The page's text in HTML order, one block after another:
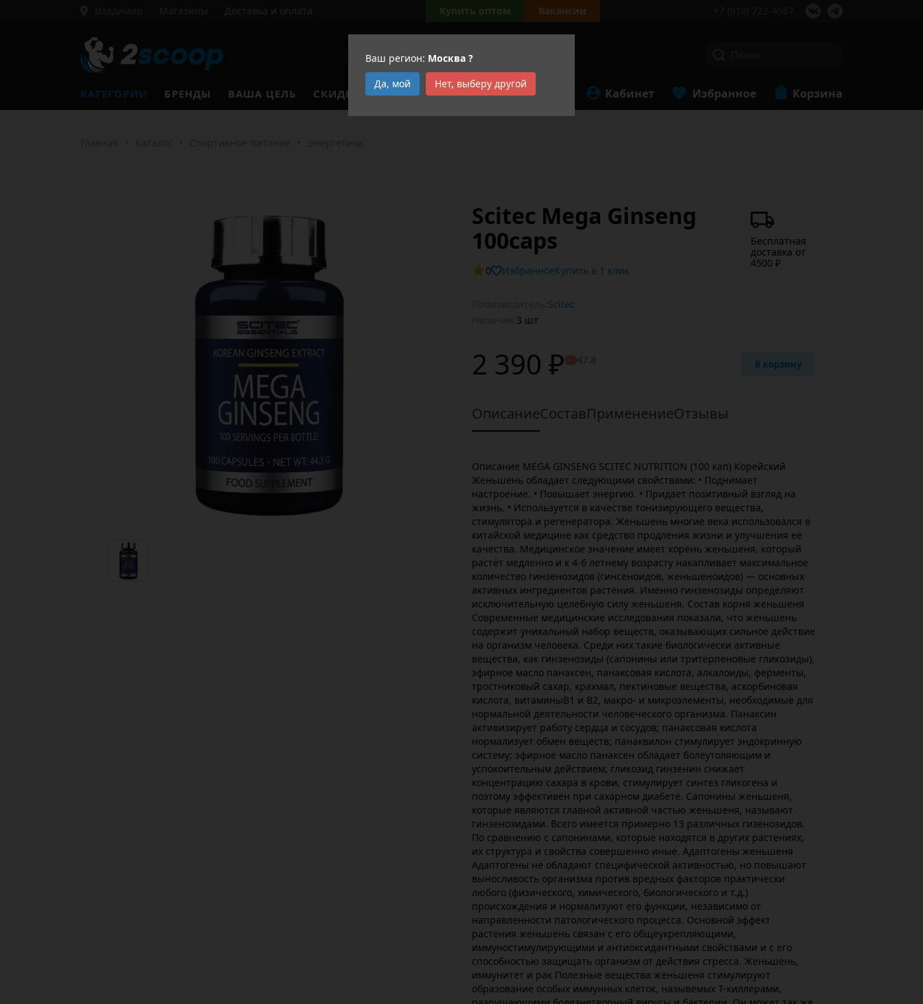
Ваш регион: Москва ?
Да, мой
Нет, выберу другой
Магазины Доставка и оплата Купить оптом Вакансии
КАТЕГОРИИ БРЕНДЫ ВАША ЦЕЛЬ СКИДКИ АКЦИИ Кабинет Избранное Корзина
Scitec Mega Ginseng
100caps
0 Избранное Купить в 1 клик
Бесплатная
доставка от
4500 ₽
Scitec
3 шт
2 390 ₽ 47.8 В корзину
ОписаниеСоставПрименениеОтзывы
Описание MEGA GINSENG SCITEC NUTRITION (100 кап) Корейский
Женьшень обладает следующими свойствами: • Поднимает
настроение. • Повышает энергию. • Придает позитивный взгляд на
жизнь. • Используется в качестве тонизирующего вещества,
стимулятора и регенератора. Женьшень многие века использовался в
китайской медицине как средство продления жизни и улучшения её
качества. Медицинское значение имеет корень женьшеня, который
растёт медленно и к 4-6 летнему возрасту накапливает максимальное
количество гинзенозидов (гинсеноидов, женьшеноидов) — основных
активных ингредиентов растения. Именно гинзенозиды определяют
исключительную целебную силу женьшеня. Состав корня женьшеня
Современные медицинские исследования показали, что женьшень
содержит уникальный набор веществ, оказывающих сильное действие
на организм человека. Среди них такие биологически активные
вещества, как гинзенозиды (сапонины или тритерпеновые гликозиды),
эфирное масло панаксен, панаксовая кислота, алкалоиды, ферменты,
тростниковый сахар, крахмал, пектиновые вещества, аскорбиновая
кислота, витаминыВ1 и В2, макро- и микроэлементы, необходимые для
нормальной деятельности человеческого организма. Панаксин
активизирует работу сердца и сосудов; панаксовая кислота
нормализует обмен веществ; панаквилон стимулирует эндокринную
систему; эфирное масло панаксен обладает болеутоляющим и
успокоительным действием; гликозид гинзенин снижает
концентрацию сахара в крови, стимулирует синтез гликогена и
поэтому эффективен при сахарном диабете. Сапонины женьшеня,
которые являются главной активной частью женьшеня, называют
гинзенозидами. Всего имеется примерно 13 различных гизенозидов.
По сравнению с сапонинами, которые находятся в других растениях,
их структура и свойства совершенно иные. Адаптогены женьшеня
Адаптогены не обладают специфической активностью, но повышают
выносливость организма против вредных факторов практически
любого (физического, химического, биологического и т.д.)
происхождения и нормализуют его функции, независимо от
направленности патологического процесса. Основной эффект
растения женьшень связан с его общеукрепляющими,
иммуностимулирующими и антиоксидантными свойствами и с его
способностью защищать организм от действия стресса. Женьшень,
иммунитет и рак Полезные вещества женьшеня стимулируют
образование особых иммунных клеток, назывемых Т-киллерами,